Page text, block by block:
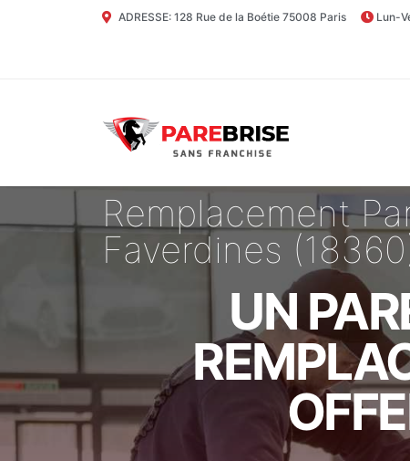
ADRESSE: 128 Rue de la Boétie 75008 Paris Lun-
Remplacement
Faverdines
UN